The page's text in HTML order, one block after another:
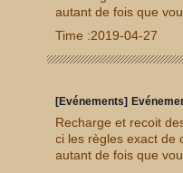
autant de fois que
n cumulatives.2000
Gemmes Agi
7 + 6 Gemmes Agi
Gemmes Niv.8 + 6
Time :2019-04-27
[Evénements]
Recharge et recoit
ci les règles exact de
autant de fois que